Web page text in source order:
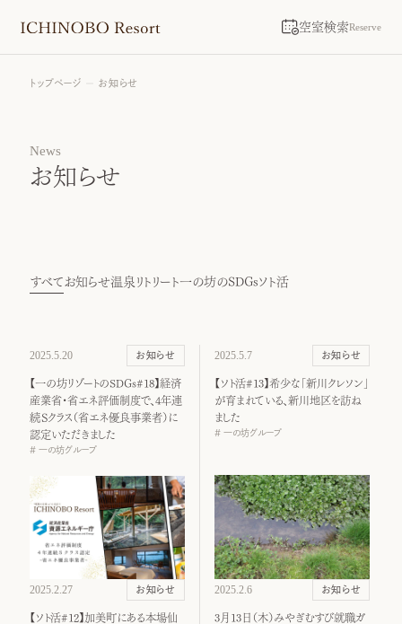
空室検索Reserve
トップページ お知らせ
News
お知らせ
すべてお知らせ温泉リトリート一の坊のSDGsソト活
2025.5.20 お知らせ
【一の坊リゾートのSDGs#18】経済
産業省・省エネ評価制度で、4年連
続Ｓクラス（省エネ優良事業者）に
認定いただきました
一の坊グループ
2025.5.7 お知らせ
【ソト活#13】希少な「新川クレソン」
が育まれている、新川地区を訪ね
ました
一の坊グループ
2025.2.27 お知らせ
【ソト活#12】加美町にある本場仙
2025.2.6 お知らせ
3月13日（木）みやぎむすび就職ガ